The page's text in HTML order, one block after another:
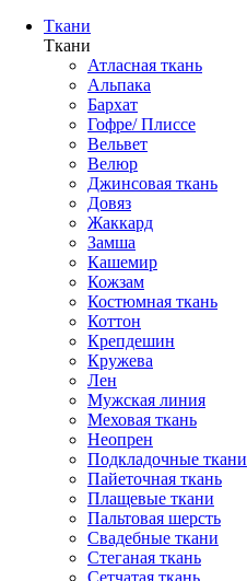
Ткани
Ткани
Атласная ткань
Альпака
Бархат
Гофре/ Плиссе
Вельвет
Велюр
Джинсовая ткань
Довяз
Жаккард
Замша
Кашемир
Кожзам
Костюмная ткань
Коттон
Крепдешин
Кружева
Лен
Мужская линия
Меховая ткань
Неопрен
Подкладочные ткани
Пайеточная ткань
Плащевые ткани
Пальтовая шерсть
Свадебные ткани
Стеганая ткань
Сетчатая ткань